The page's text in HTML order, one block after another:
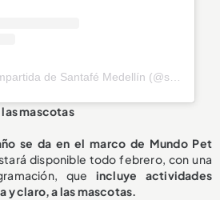
Una publicación compartida de Santafé Medellín (@santafemedellin)
mascotas
se da en el marco de Mundo Pet
disponible todo febrero, con una
que incluye actividades
y claro, a las mascotas.